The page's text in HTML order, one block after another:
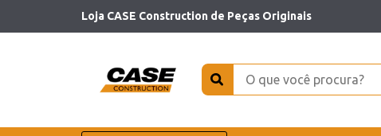
Loja CASE Construction de Peças Originais